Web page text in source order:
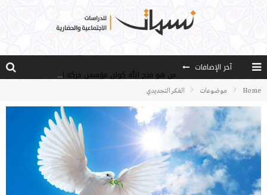
آخر الإضافات
الأستاذ عالما عارفا حكيما
مصادر العلم وسببه
النـزعة التجديدية عند الأستاذ فتح الله كولن
Home موضوعات الفكر التجديدي